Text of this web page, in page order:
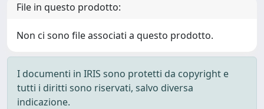
File in questo prodotto:
Non ci sono file associati a questo prodotto.
I documenti in IRIS sono protetti da copyright e
tutti i diritti sono riservati, salvo diversa
indicazione.